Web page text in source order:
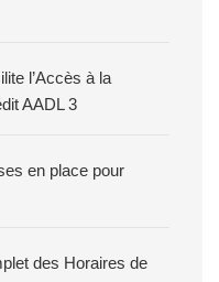
l’Accès à la
AADL 3
en place pour
des Horaires de